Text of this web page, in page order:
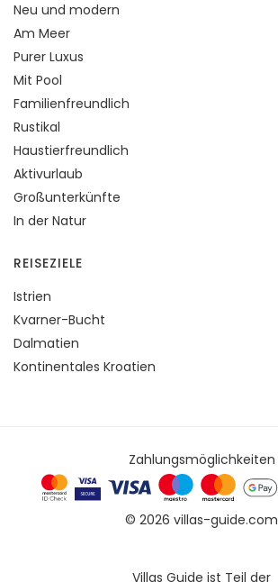
Neu und modern
Am Meer
Purer Luxus
Mit Pool
Familienfreundlich
Rustikal
Haustierfreundlich
Aktivurlaub
Großunterkünfte
In der Natur
REISEZIELE
Istrien
Kvarner-Bucht
Dalmatien
Kontinentales Kroatien
Zahlungsmöglichkeiten
© 2026 villas-guide.com
Villas Guide ist Teil der